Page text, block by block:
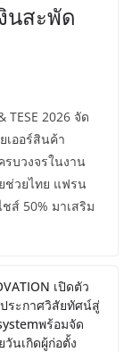
นสะพัด
2026 จัด
ออร์สินค้า
รบวงจรในงาน
ช่วยไทย แฟรน
ส์ 50% มาเสริม
เปิดตัว
ระกาศวิสัยทัศน์สู่
พร้อมจัด
นเกิดผู้ก่อตั้ง